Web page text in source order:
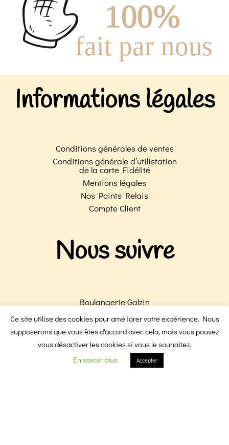
Informations légales
Conditions générales de ventes
Conditions générale d’utilistation
de la carte Fidélité
Mentions légales
Nos Points Relais
Compte Client
Nous suivre
Boulangerie Galzin
Boulangerie Victoire
F I
Ce site utilise des cookies pour améliorer votre expérience. Nous
supposerons que vous êtes d'accord avec cela, mais vous pouvez
vous désactiver les cookies si vous le souhaitez.
En savoir plus
Accepter